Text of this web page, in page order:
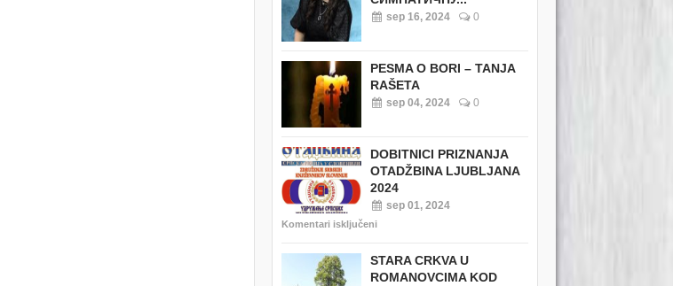
sep 16, 2024 0
PESMA O BORI – TANJA
RAŠETA
sep 04, 2024 0
DOBITNICI PRIZNANJA
OTADŽBINA LJUBLJANA
2024
sep 01, 2024
Komentari isključeni
STARA CRKVA U
ROMANOVCIMA KOD